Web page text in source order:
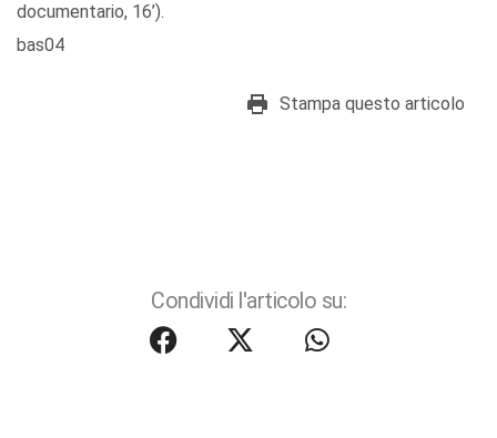
documentario, 16’).
bas04
Stampa questo articolo
Condividi l'articolo su: